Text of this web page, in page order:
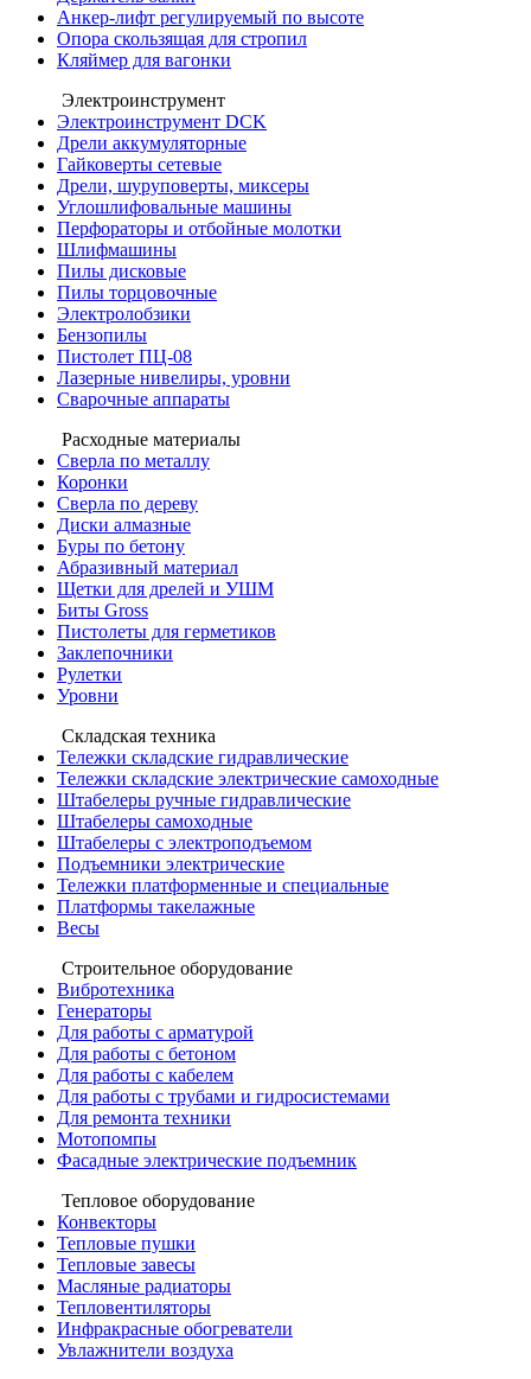
Анкер-лифт регулируемый по высоте
Опора скользящая для стропил
Кляймер для вагонки
Электроинструмент
Электроинструмент DCK
Дрели аккумуляторные
Гайковерты сетевые
Дрели, шуруповерты, миксеры
Углошлифовальные машины
Перфораторы и отбойные молотки
Шлифмашины
Пилы дисковые
Пилы торцовочные
Электролобзики
Бензопилы
Пистолет ПЦ-08
Лазерные нивелиры, уровни
Сварочные аппараты
Расходные материалы
Сверла по металлу
Коронки
Сверла по дереву
Диски алмазные
Буры по бетону
Абразивный материал
Щетки для дрелей и УШМ
Биты Gross
Пистолеты для герметиков
Заклепочники
Рулетки
Уровни
Складская техника
Тележки складские гидравлические
Тележки складские электрические самоходные
Штабелеры ручные гидравлические
Штабелеры самоходные
Штабелеры с электроподъемом
Подъемники электрические
Тележки платформенные и специальные
Платформы такелажные
Весы
Строительное оборудование
Вибротехника
Генераторы
Для работы с арматурой
Для работы с бетоном
Для работы с кабелем
Для работы с трубами и гидросистемами
Для ремонта техники
Мотопомпы
Фасадные электрические подъемник
Тепловое оборудование
Конвекторы
Тепловые пушки
Тепловые завесы
Масляные радиаторы
Тепловентиляторы
Инфракрасные обогреватели
Увлажнители воздуха